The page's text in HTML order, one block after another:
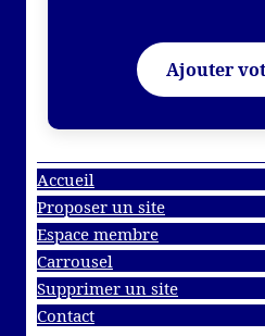
Ajouter
Accueil
Proposer un site
Espace membre
Carrousel
Supprimer un site
Contact